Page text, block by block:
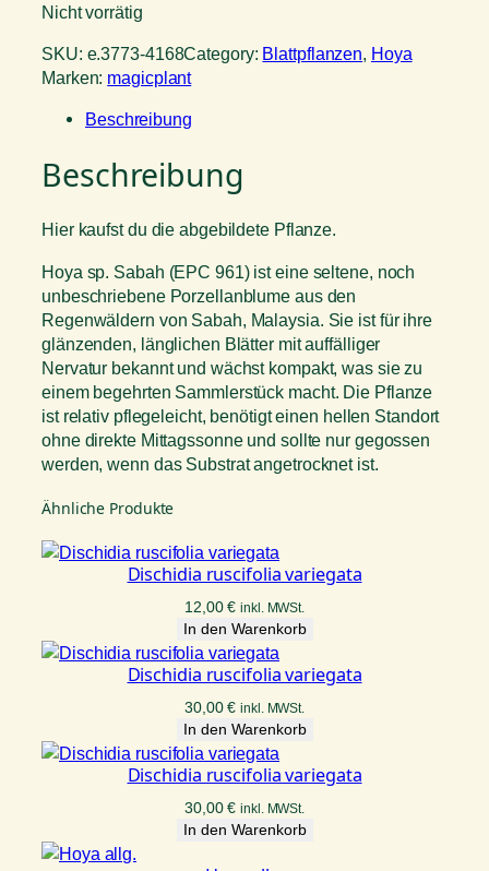
Nicht vorrätig
SKU: e.3773-4168Category: Blattpflanzen, Hoya
Marken: magicplant
Beschreibung
Beschreibung
Hier kaufst du die abgebildete Pflanze.
Hoya sp. Sabah (EPC 961) ist eine seltene, noch
unbeschriebene Porzellanblume aus den
Regenwäldern von Sabah, Malaysia. Sie ist für ihre
glänzenden, länglichen Blätter mit auffälliger
Nervatur bekannt und wächst kompakt, was sie zu
einem begehrten Sammlerstück macht. Die Pflanze
ist relativ pflegeleicht, benötigt einen hellen Standort
ohne direkte Mittagssonne und sollte nur gegossen
werden, wenn das Substrat angetrocknet ist.
Ähnliche Produkte
Dischidia ruscifolia variegata
12,00€ inkl. MWSt.
In den Warenkorb
Dischidia ruscifolia variegata
30,00€ inkl. MWSt.
In den Warenkorb
Dischidia ruscifolia variegata
30,00€ inkl. MWSt.
In den Warenkorb